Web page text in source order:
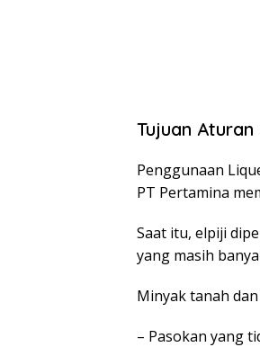
Tujuan
Penggunaan
PT Pertamina
Saat itu, elpiji
yang masih
Minyak tanah
– Pasokan yang